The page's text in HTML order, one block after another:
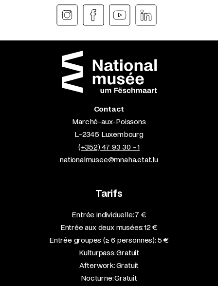
Contact
Marché-aux-Poissons
L-2345 Luxembourg
(+352) 47 93 30 - 1
nationalmusee@mnaha.etat.lu
Tarifs
Entrée individuelle: 7 €
Entrée aux deux musées: 12 €
Entrée groupes (≥ 6 personnes): 5 €
Kulturpass: Gratuit
Afterwork: Gratuit
Nocturne: Gratuit